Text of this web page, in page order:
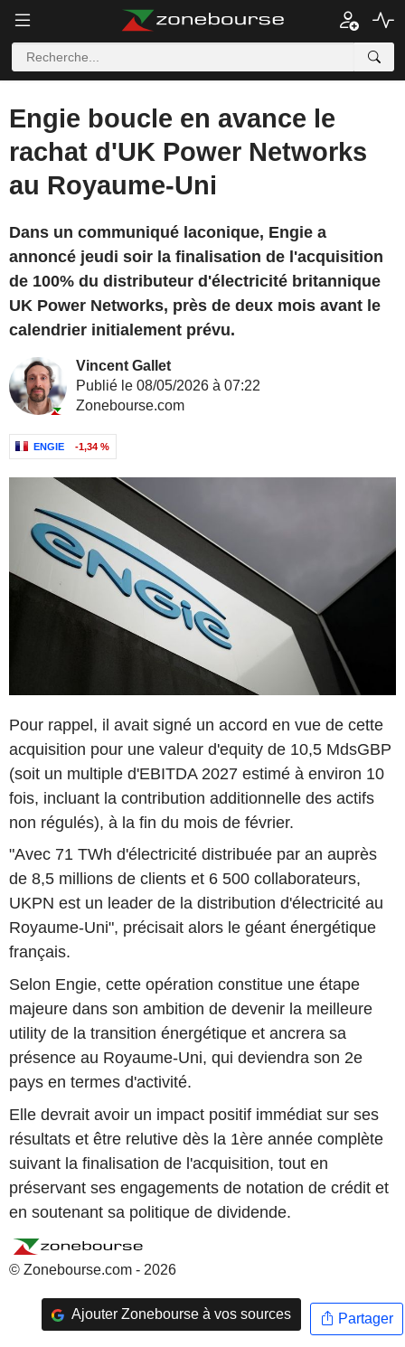
Engie boucle en avance le
rachat d'UK Power Networks
au Royaume-Uni
Dans un communiqué laconique, Engie a
annoncé jeudi soir la finalisation de l'acquisition
de 100% du distributeur d'électricité britannique
UK Power Networks, près de deux mois avant le
calendrier initialement prévu.
Vincent Gallet
Publié le 08/05/2026 à 07:22
Zonebourse.com
ENGIE -1,34 %
Pour rappel, il avait signé un accord en vue de cette
acquisition pour une valeur d'equity de 10,5 MdsGBP
(soit un multiple d'EBITDA 2027 estimé à environ 10
fois, incluant la contribution additionnelle des actifs
non régulés), à la fin du mois de février.
"Avec 71 TWh d'électricité distribuée par an auprès
de 8,5 millions de clients et 6 500 collaborateurs,
UKPN est un leader de la distribution d'électricité au
Royaume-Uni", précisait alors le géant énergétique
français.
Selon Engie, cette opération constitue une étape
majeure dans son ambition de devenir la meilleure
utility de la transition énergétique et ancrera sa
présence au Royaume-Uni, qui deviendra son 2e
pays en termes d'activité.
Elle devrait avoir un impact positif immédiat sur ses
résultats et être relutive dès la 1ère année complète
suivant la finalisation de l'acquisition, tout en
préservant ses engagements de notation de crédit et
en soutenant sa politique de dividende.
© Zonebourse.com - 2026
Ajouter Zonebourse à vos sources Partager